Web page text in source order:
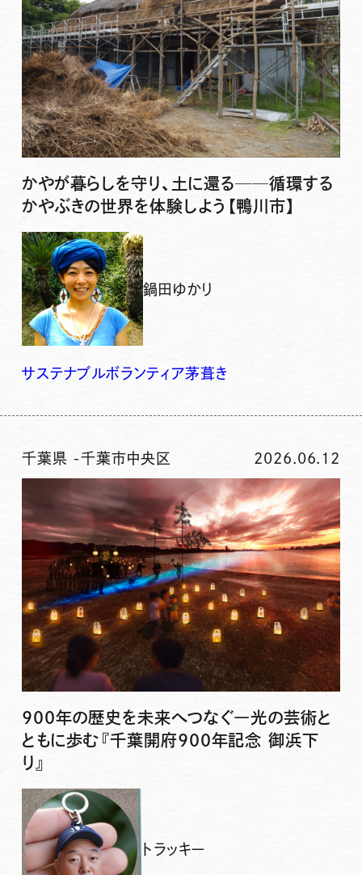
かやが暮らしを守り、土に還る──循環する
かやぶきの世界を体験しよう【鴨川市】
鍋田ゆかり
サステナブルボランティア茅葺き
千葉県 -千葉市中央区 2026.06.12
900年の歴史を未来へつなぐ―光の芸術と
ともに歩む『千葉開府900年記念 御浜下
り』
トラッキー